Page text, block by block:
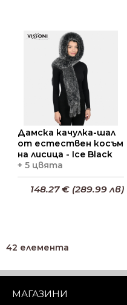
Дамска качулка-шал
от естествен косъм
на лисица - Ice Black
+ 5 цвята
148.27 € (289.99 лв)
42 елемента
МАГАЗИНИ